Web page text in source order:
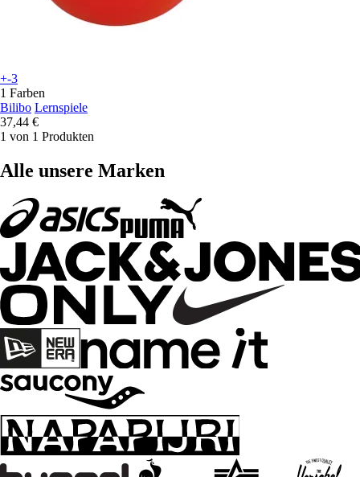
+-3
1 Farben
Bilibo Lernspiele
37,44 €
1 von 1 Produkten
Alle unsere Marken